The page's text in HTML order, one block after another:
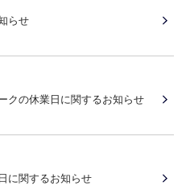
らせ
クの休業日に関するお知らせ
に関するお知らせ